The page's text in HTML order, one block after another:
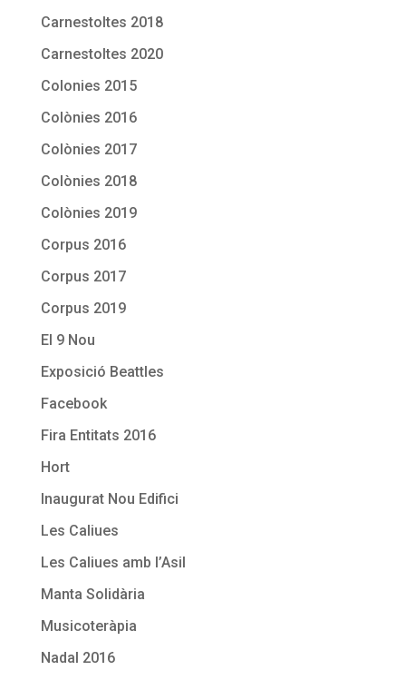
Carnestoltes 2018
Carnestoltes 2020
Colonies 2015
Colònies 2016
Colònies 2017
Colònies 2018
Colònies 2019
Corpus 2016
Corpus 2017
Corpus 2019
El 9 Nou
Exposició Beattles
Facebook
Fira Entitats 2016
Hort
Inaugurat Nou Edifici
Les Caliues
Les Caliues amb l’Asil
Manta Solidària
Musicoteràpia
Nadal 2016